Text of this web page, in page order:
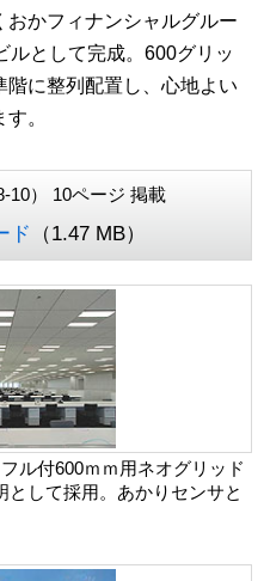
かフィナンシャルグルー
ルとして完成。600グリッ
階に整列配置し、心地よい
。
10） 10ページ 掲載
ド （1.47 MB）
ル付600ｍｍ用ネオグリッド
して採用。あかりセンサと